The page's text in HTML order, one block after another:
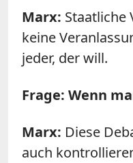
Marx: Staatliche
keine
jeder, der will.
Frage: Wenn
Marx: Diese
auch